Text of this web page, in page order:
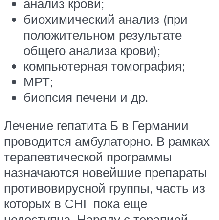
анализ крови;
биохимический анализ (при
положительном результате
общего анализа крови);
компьютерная томография;
МРТ;
биопсия печени и др.
Лечение гепатита Б в Германии
проводится амбулаторно. В рамках
терапевтической программы
назначаются новейшие препараты
противовирусной группы, часть из
которых в СНГ пока еще